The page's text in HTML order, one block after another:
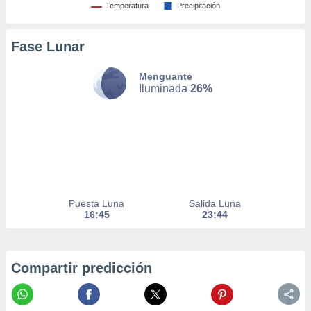
su
u
datos
Temperatura Precipitación
Fase Lunar
Menguante
Iluminada 26%
Puesta Luna
16:45
Salida Luna
23:44
Compartir predicción